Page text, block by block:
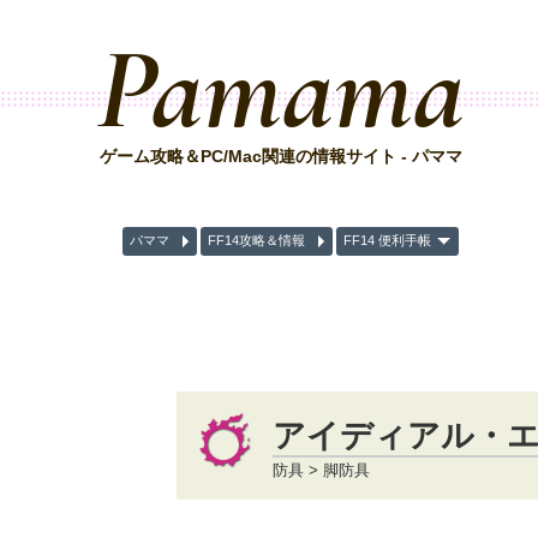
Pamama
ゲーム攻略＆PC/Mac関連の情報サイト - パママ
パママ FF14攻略＆情報 FF14 便利手帳
アイディアル・
防具 > 脚防具